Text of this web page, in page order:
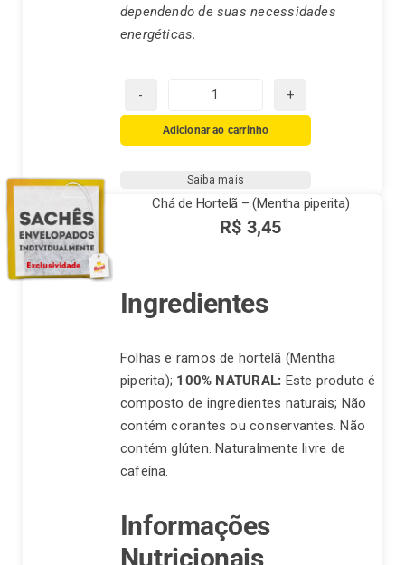
dependendo de suas necessidades
energéticas.
Chá
Real
Frutas
Vermelhas
quantidade
Adicionar ao carrinho
Saiba mais
Chá de Hortelã – (Mentha piperita)
R$ 3,45
Ingredientes
Folhas e ramos de hortelã (Mentha
piperita); 100% NATURAL: Este produto é
composto de ingredientes naturais; Não
contém corantes ou conservantes. Não
contém glúten. Naturalmente livre de
cafeína.
Informações
Nutricionais